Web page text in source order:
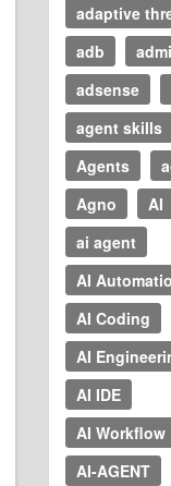
adaptive
adb
adsense
agent skills
Agents
Agno
AI
ai agent
AI
AI Coding
AI
AI IDE
AI Workflow
AI-AGENT